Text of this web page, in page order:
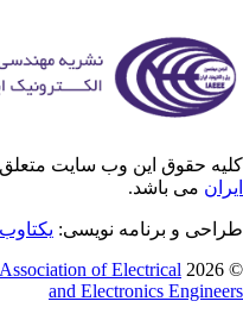
حقوق این وب سایت متعلق
می باشد.
و برنامه نویسی: یکتاوب
©
Association of Electrical
and Electronics